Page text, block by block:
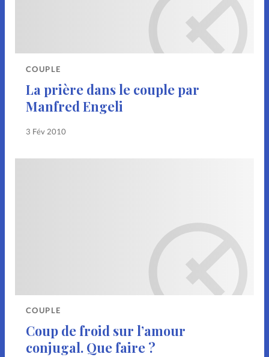
COUPLE
La prière dans le couple par
Manfred Engeli
3 Fév 2010
COUPLE
Coup de froid sur l’amour
conjugal. Que faire ?